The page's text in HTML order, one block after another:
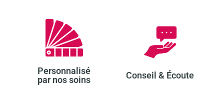
Personnalisé
par nos soins​
Conseil & Écoute​